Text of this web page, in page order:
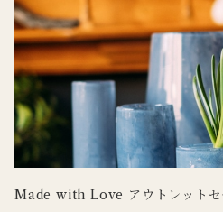
３RD CERAMICS
iittala
CARRON
tronco
カードホルダー
ラグ
その他インテリア
DUTCH DELUXES
OFFICINA NATURALIS
Uyuni Lighting
Made with Love アウトレット